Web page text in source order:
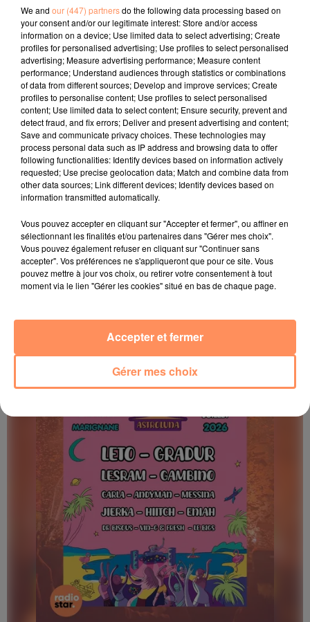
23 juin 2026
Les Sunset Live des Terrasses 2026
La programmation des Sunset Live des Terrasses est là
We and our (447) partnersdo the following data processing based on
your consent and/or our legitimate interest: Store and/or access
information on a device; Use limited data to select advertising; Create
profiles for personalised advertising; Use profiles to select personalised
advertising; Measure advertising performance; Measure content
performance; Understand audiences through statistics or combinations
of data from different sources; Develop and improve services; Create
profiles to personalise content; Use profiles to select personalised
content; Use limited data to select content; Ensure security, prevent and
detect fraud, and fix errors; Deliver and present advertising and content;
Save and communicate privacy choices. These technologies may
process personal data such as IP address and browsing data to offer
following functionalities: Identify devices based on information actively
requested; Use precise geolocation data; Match and combine data from
other data sources; Link different devices; Identify devices based on
information transmitted automatically.
Vous pouvez accepter en cliquant sur "Accepter et fermer", ou affiner en
sélectionnant les finalités et/ou partenaires dans "Gérer mes choix".
Vous pouvez également refuser en cliquant sur "Continuer sans
accepter". Vos préférences ne s'appliqueront que pour ce site. Vous
pouvez mettre à jour vos choix, ou retirer votre consentement à tout
moment via le lien "Gérer les cookies" situé en bas de chaque page.
Gérer mes choix
Accepter et fermer